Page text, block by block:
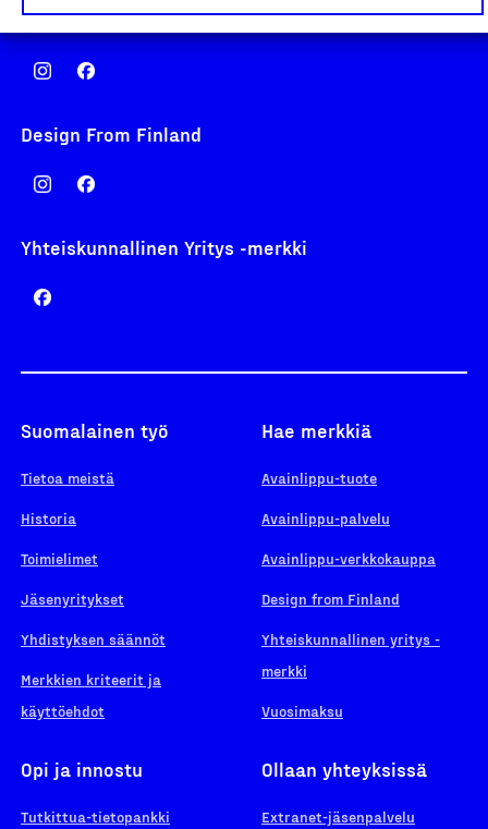
Avainlippu
Design From Finland
Yhteiskunnallinen Yritys -merkki
Suomalainen työ
Tietoa meistä
Historia
Toimielimet
Jäsenyritykset
Yhdistyksen säännöt
Merkkien kriteerit ja
käyttöehdot
Hae merkkiä
Avainlippu-tuote
Avainlippu-palvelu
Avainlippu-verkkokauppa
Design from Finland
Yhteiskunnallinen yritys -
merkki
Vuosimaksu
Opi ja innostu
Tutkittua-tietopankki
Ollaan yhteyksissä
Extranet-jäsenpalvelu